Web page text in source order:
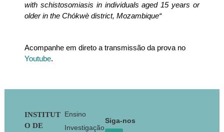
with schistosomiasis in individuals aged 15 years or
older in the Chókwè district, Mozambique“
Acompanhe em direto a transmissão da prova no
Youtube.
Footer
INSTITUT
O DE
Ensino
Investigação
Siga-nos